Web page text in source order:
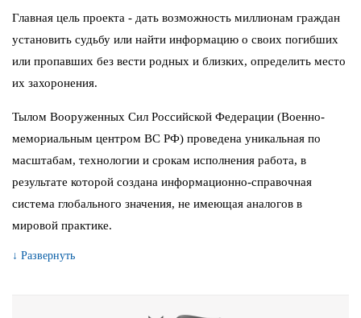
Главная цель проекта - дать возможность миллионам граждан
установить судьбу или найти информацию о своих погибших
или пропавших без вести родных и близких, определить место
их захоронения.
Тылом Вооруженных Сил Российской Федерации (Военно-
мемориальным центром ВС РФ) проведена уникальная по
масштабам, технологии и срокам исполнения работа, в
результате которой создана информационно-справочная
система глобального значения, не имеющая аналогов в
мировой практике.
↓ Развернуть